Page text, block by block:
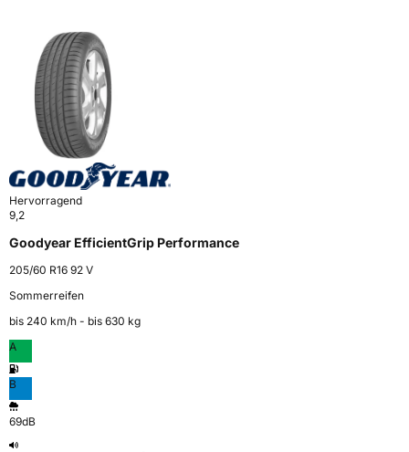
Hervorragend
9,2
Goodyear EfficientGrip Performance
205/60 R16 92 V
Sommerreifen
bis 240 km⁠/⁠h - bis 630 kg
A
B
69dB